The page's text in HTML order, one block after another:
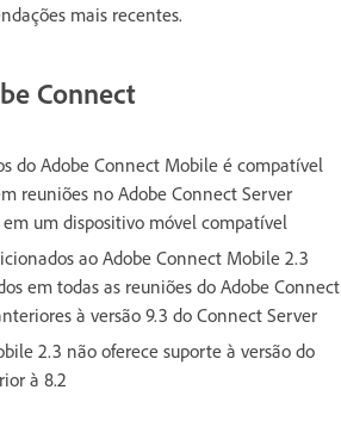
mais recentes.
Connect
do Adobe Connect Mobile é compatível
reuniões no Adobe Connect Server
em um dispositivo móvel compatível
ao Adobe Connect Mobile 2.3
em todas as reuniões do Adobe Connect
à versão 9.3 do Connect Server
2.3 não oferece suporte à versão do
à 8.2